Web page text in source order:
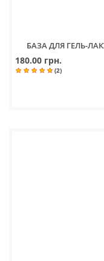
БАЗА ДЛЯ ГЕЛЬ-ЛАКУ
180.00 грн.
(2)